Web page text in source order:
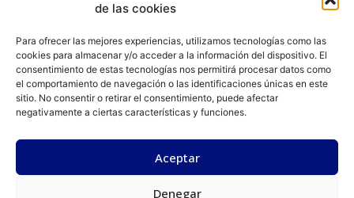
de las cookies
Para ofrecer las mejores experiencias, utilizamos tecnologías como las
cookies para almacenar y/o acceder a la información del dispositivo. El
consentimiento de estas tecnologías nos permitirá procesar datos como
el comportamiento de navegación o las identificaciones únicas en este
sitio. No consentir o retirar el consentimiento, puede afectar
negativamente a ciertas características y funciones.
Aceptar
Denegar
Presentes en todo el ámbito nacional
F
a
c
e
b
o
I
n
s
t
a
g
L
i
n
k
e
d
i
n
E
n
v
e
l
o
W
h
a
t
s